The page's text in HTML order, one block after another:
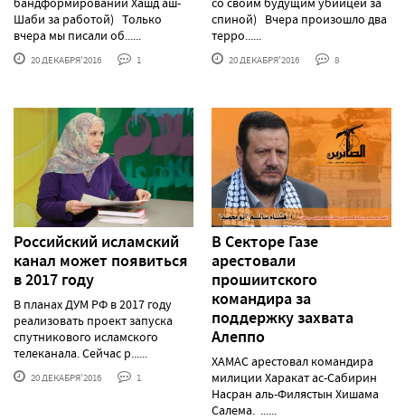
Шаби за работой) Только
вчера мы писали об......
20 ДЕКАБРЯ'2016 1
спиной) Вчера произошло два
терро......
20 ДЕКАБРЯ'2016 8
Российский исламский
канал может появиться
в 2017 году
В планах ДУМ РФ в 2017 году
реализовать проект запуска
спутникового исламского
телеканала. Сейчас р......
20 ДЕКАБРЯ'2016 1
В Секторе Газе
арестовали
прошиитского
командира за
поддержку захвата
Алеппо
ХАМАС арестовал командира
милиции Харакат ас-Сабирин
Насран аль-Филястын Хишама
Салема. ......